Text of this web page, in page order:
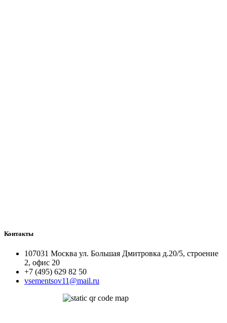
Контакты
107031 Москва ул. Большая Дмитровка д.20/5, строение
2, офис 20
+7 (495) 629 82 50
vsementsov11@mail.ru